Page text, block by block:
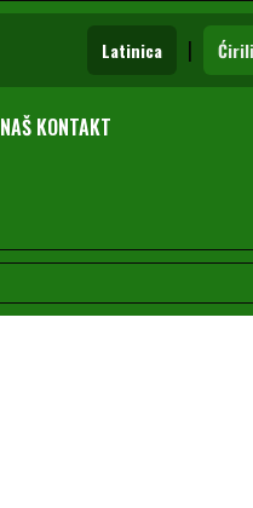
Latinica |
NAŠ KONTAKT